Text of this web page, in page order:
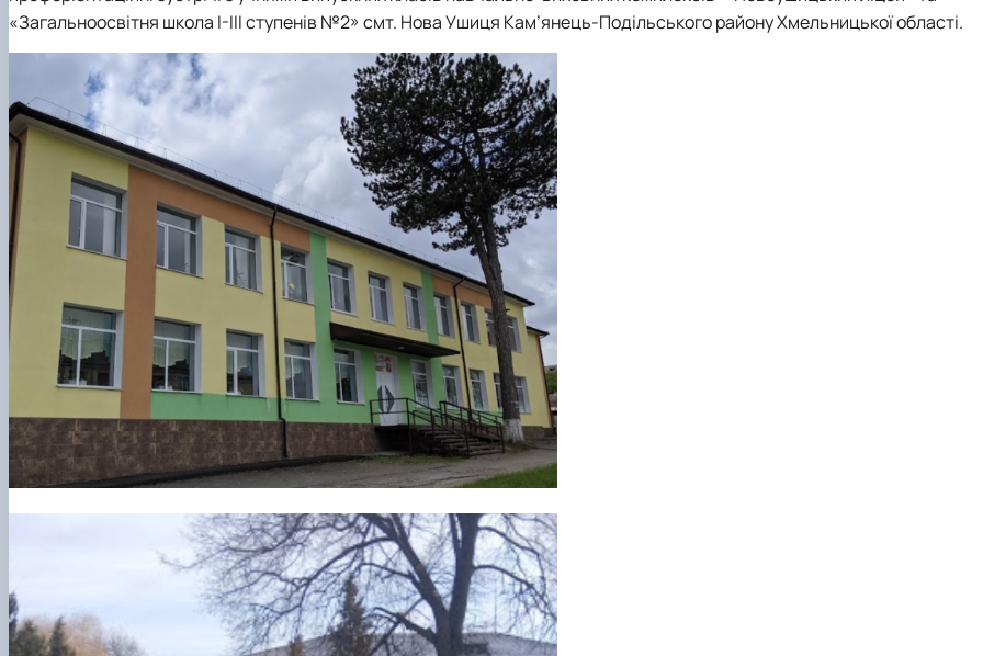
Сенат студентської організації факультету
Стипендія
«Загальноосвітня школа I-III ступенів №2» смт. Нова Ушиця Кам’янець-Подільського району Хмельницької області.